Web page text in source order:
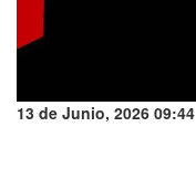
13 de Junio, 2026 09:44